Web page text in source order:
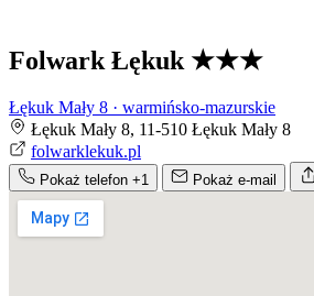
Folwark Łękuk ★★★
Łękuk Mały 8 · warmińsko-mazurskie
Łękuk Mały 8, 11-510 Łękuk Mały 8
folwarklekuk.pl
Pokaż telefon +1 Pokaż e-mail